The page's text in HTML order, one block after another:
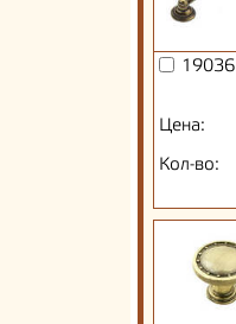
19036
Цена:
Кол-во: